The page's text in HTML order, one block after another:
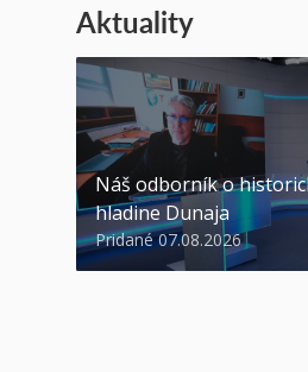
Aktuality
Náš odborník o
hladine Dunaja
Pridané 07.08.2026